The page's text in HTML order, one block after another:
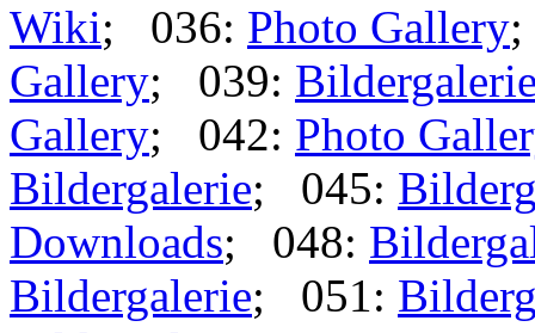
Wiki; 036: Photo Gallery
Gallery; 039:
Gallery; 042: Photo
Bildergalerie; 045:
Downloads; 048:
Bildergalerie; 051: